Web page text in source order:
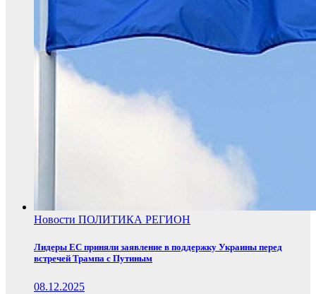
Новости ПОЛИТИКА РЕГИОН
Лидеры ЕС приняли заявление в поддержку Украины перед
встречей Трампа с Путиным
08.12.2025